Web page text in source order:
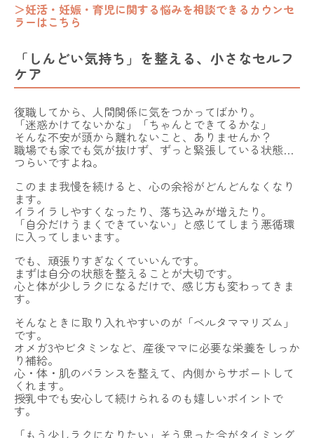
＞妊活・妊娠・育児に関する悩みを相談できるカウンセ
ラーはこちら
「しんどい気持ち」を整える、小さなセルフ
ケア
復職してから、人間関係に気をつかってばかり。
「迷惑かけてないかな」「ちゃんとできてるかな」
そんな不安が頭から離れないこと、ありませんか？
職場でも家でも気が抜けず、ずっと緊張している状態…
つらいですよね。
このまま我慢を続けると、心の余裕がどんどんなくなり
ます。
イライラしやすくなったり、落ち込みが増えたり。
「自分だけうまくできていない」と感じてしまう悪循環
に入ってしまいます。
でも、頑張りすぎなくていいんです。
まずは自分の状態を整えることが大切です。
心と体が少しラクになるだけで、感じ方も変わってきま
す。
そんなときに取り入れやすいのが「ベルタママリズム」
です。
オメガ3やビタミンなど、産後ママに必要な栄養をしっか
り補給。
心・体・肌のバランスを整えて、内側からサポートして
くれます。
授乳中でも安心して続けられるのも嬉しいポイントで
す。
「もう少しラクになりたい」そう思った今がタイミング